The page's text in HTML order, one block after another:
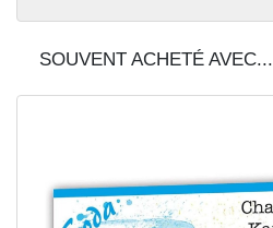
SOUVENT ACHETÉ AVEC...